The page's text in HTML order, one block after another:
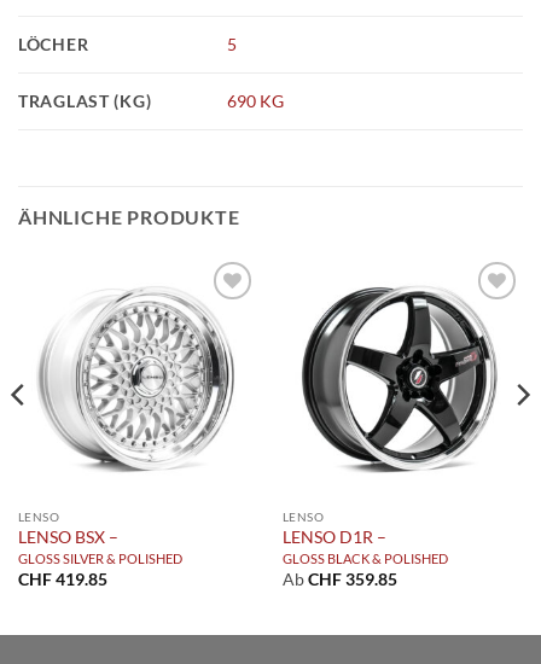
LÖCHER 5
TRAGLAST (KG) 690 KG
ÄHNLICHE PRODUKTE
Add to
wishlist
LENSO
LENSO BSX –
GLOSS SILVER & POLISHED
CHF419.85
Add to
wishlist
LENSO
LENSO D1R –
GLOSS BLACK & POLISHED
AbCHF359.85